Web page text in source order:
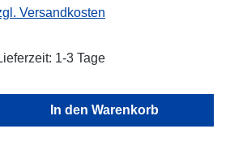
Versandkosten
1-3 Tage
Gib den gewünschten
In den Warenkorb